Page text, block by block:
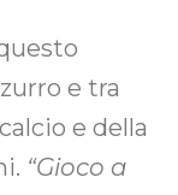
e tra
e della
“Gioco a